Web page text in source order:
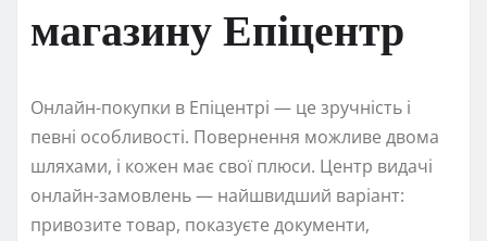
магазину Епіцентр
Онлайн-покупки в Епіцентрі — це зручність і
певні особливості. Повернення можливе двома
шляхами, і кожен має свої плюси. Центр видачі
онлайн-замовлень — найшвидший варіант:
привозите товар, показуєте документи,